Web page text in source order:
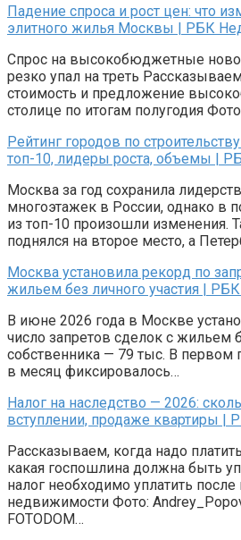
Падение спроса и рост цен: что
элитного жилья Москвы | РБК
Спрос на высокобюджетные
резко упал на треть
стоимость и предложение
столице по итогам полугодия
Рейтинг городов по
топ-10, лидеры роста, объемы |
Москва за год сохранила
многоэтажек в России, однако в
из топ-10 произошли изменения.
поднялся на второе место, а
Москва установила рекорд по
жильем без личного участия |
В июне 2026 года в Москве
число запретов сделок с жильем
собственника — 79 тыс. В первом
в месяц фиксировалось…
Налог на наследство — 2026:
вступлении, продаже квартиры |
Рассказываем, когда надо
какая госпошлина должна быть
налог необходимо уплатить
недвижимости Фото:
FOTODOM…